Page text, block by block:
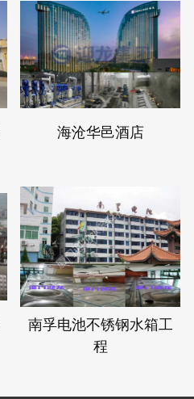
海沧华邑酒店
南孚电池不锈钢水箱工
程